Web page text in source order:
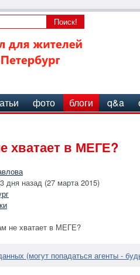
фото блоги q&a
хватает в МЕГЕ?
дня назад (27 марта 2015)
не хватает в МЕГЕ?
(могут попадаться агенты -